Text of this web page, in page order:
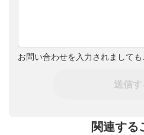
お問い合わせを入力されまして
送信す
関連する